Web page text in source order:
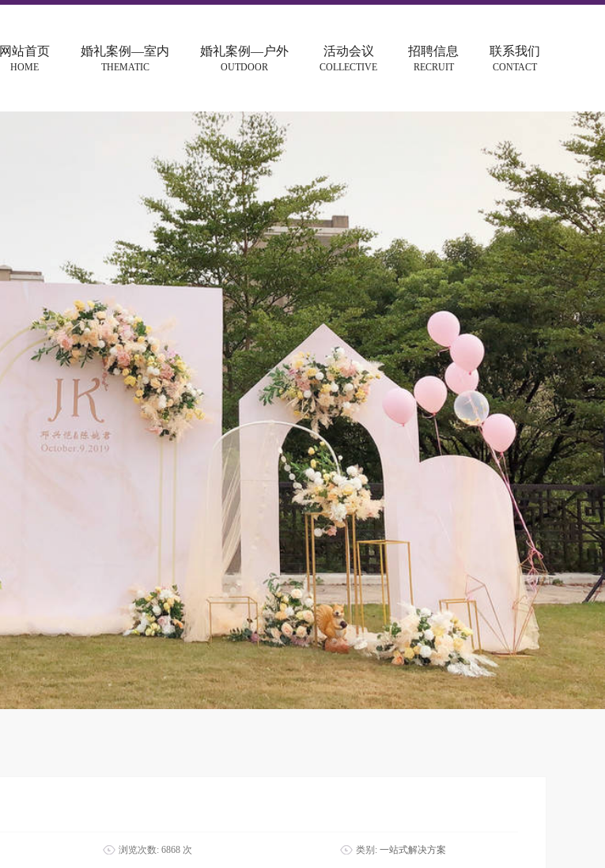
网站首页
HOME
婚礼案例—室内
THEMATIC
婚礼案例—户外
OUTDOOR
活动会议
COLLECTIVE
招聘信息
RECRUIT
联系我们
CONTACT
浏览次数: 6868 次 类别: 一站式解决方案